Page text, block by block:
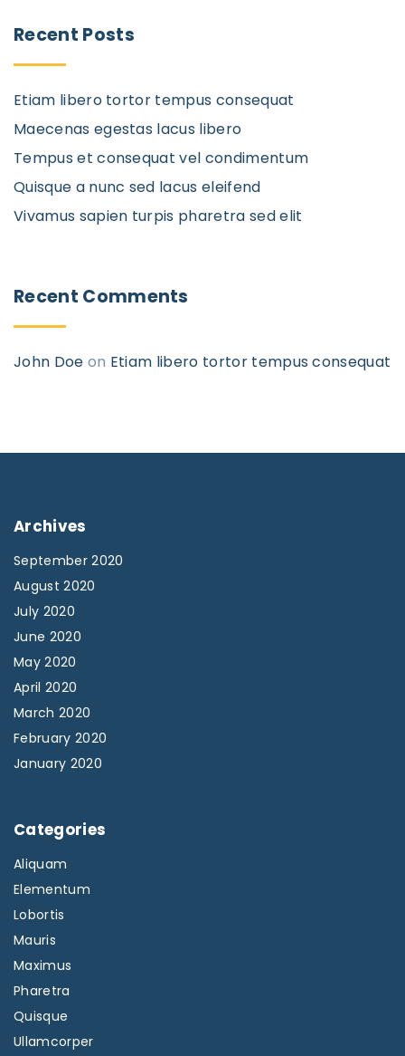
c
Recent Posts
Etiam libero tortor tempus consequat
Maecenas egestas lacus libero
Tempus et consequat vel condimentum
Quisque a nunc sed lacus eleifend
Vivamus sapien turpis pharetra sed elit
Recent Comments
John Doe on Etiam libero tortor tempus consequat
Archives
September 2020
August 2020
July 2020
June 2020
May 2020
April 2020
March 2020
February 2020
January 2020
Categories
Aliquam
Elementum
Lobortis
Mauris
Maximus
Pharetra
Quisque
Ullamcorper